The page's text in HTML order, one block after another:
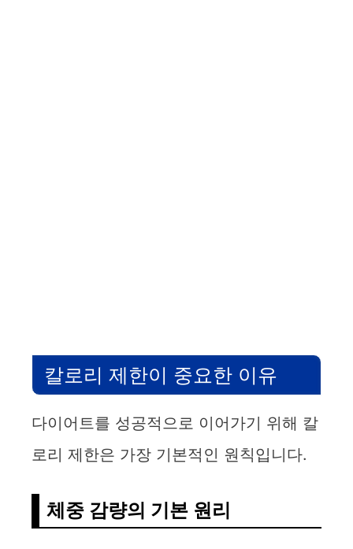
칼로리 제한이 중요한 이유
다이어트를 성공적으로 이어가기 위해 칼
로리 제한은 가장 기본적인 원칙입니다.
체중 감량의 기본 원리